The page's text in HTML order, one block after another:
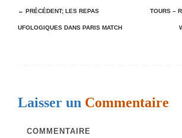
N
a
a
← PRÉCÉDENT; LES REPAS
UFOLOGIQUES DANS PARIS MATCH
TOURS –
Laisser un Commentaire
COMMENTAIRE